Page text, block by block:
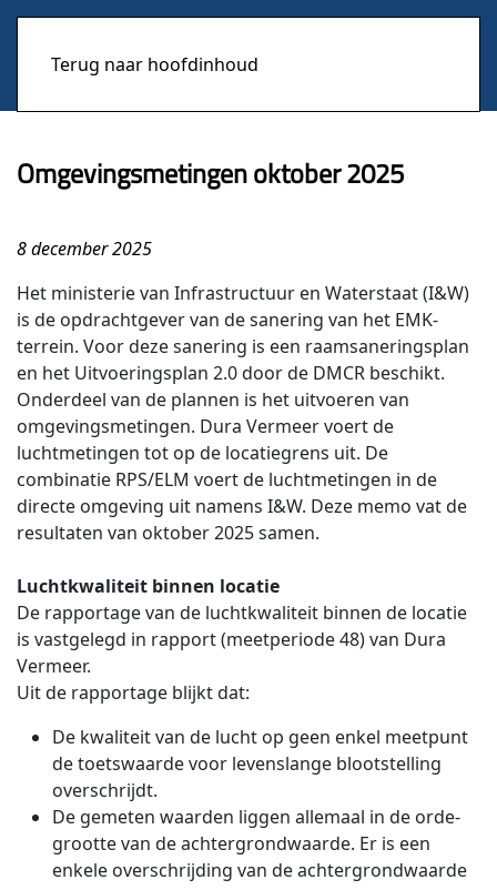
Terug naar hoofdinhoud
Omgevingsmetingen oktober 2025
8 december 2025
Het ministerie van Infrastructuur en Waterstaat (I&W)
is de opdrachtgever van de sanering van het EMK-
terrein. Voor deze sanering is een raamsaneringsplan
en het Uitvoeringsplan 2.0 door de DMCR beschikt.
Onderdeel van de plannen is het uitvoeren van
omgevingsmetingen. Dura Vermeer voert de
luchtmetingen tot op de locatiegrens uit. De
combinatie RPS/ELM voert de luchtmetingen in de
directe omgeving uit namens I&W. Deze memo vat de
resultaten van oktober 2025 samen.
Luchtkwaliteit binnen locatie
De rapportage van de luchtkwaliteit binnen de locatie
is vastgelegd in rapport (meetperiode 48) van Dura
Vermeer.
Uit de rapportage blijkt dat:
De kwaliteit van de lucht op geen enkel meetpunt
de toetswaarde voor levenslange blootstelling
overschrijdt.
De gemeten waarden liggen allemaal in de orde-
grootte van de achtergrondwaarde. Er is een
enkele overschrijding van de achtergrondwaarde